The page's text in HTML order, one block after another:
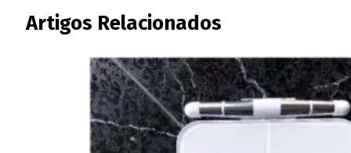
Artigos Relacionados